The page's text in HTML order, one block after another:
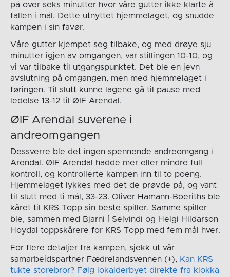
på over seks minutter hvor våre gutter ikke klarte å
fallen i mål. Dette utnyttet hjemmelaget, og snudde
kampen i sin favør.
Våre gutter kjempet seg tilbake, og med drøye sju
minutter igjen av omgangen, var stillingen 10-10, og
vi var tilbake til utgangspunktet. Det ble en jevn
avslutning på omgangen, men med hjemmelaget i
føringen. Til slutt kunne lagene gå til pause med
ledelse 13-12 til ØIF Arendal.
ØIF Arendal suverene i
andreomgangen
Dessverre ble det ingen spennende andreomgang i
Arendal. ØIF Arendal hadde mer eller mindre full
kontroll, og kontrollerte kampen inn til to poeng.
Hjemmelaget lykkes med det de prøvde på, og vant
til slutt med ti mål, 33-23. Oliver Hamann-Boeriths ble
kåret til KRS Topp sin beste spiller. Samme spiller
ble, sammen med Bjarni Í Selvindi og Helgi Hildarson
Hoydal toppskårere for KRS Topp med fem mål hver.
For flere detaljer fra kampen, sjekk ut vår
samarbeidspartner Fædrelandsvennen (+), Kan KRS
tukte storebror? Følg lokalderbyet direkte fra klokka